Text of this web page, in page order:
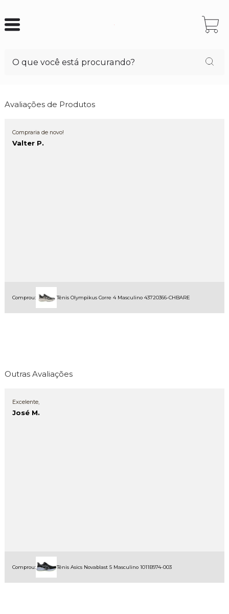
Avaliações de Produtos
Compraria de novo!
Valter P.
Comprou: Tênis Olympikus Corre 4 Masculino 43720366-CHBARE
Outras Avaliações
Excelente,
José M.
Comprou: Tênis Asics Novablast 5 Masculino 1011B974-003